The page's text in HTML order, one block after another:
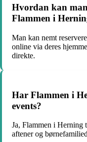
Hvordan kan
Flammen i
Man kan nemt
online via deres
direkte.
Har Flammen i
events?
Ja, Flammen i Herning
aftener og